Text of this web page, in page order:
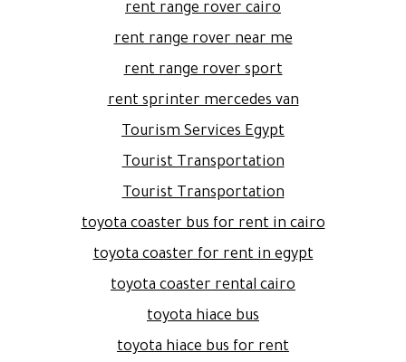
rent range rover cairo
rent range rover near me
rent range rover sport
rent sprinter mercedes van
Tourism Services Egypt
Tourist Transportation
Tourist Transportation
toyota coaster bus for rent in cairo
toyota coaster for rent in egypt
toyota coaster rental cairo
toyota hiace bus
toyota hiace bus for rent